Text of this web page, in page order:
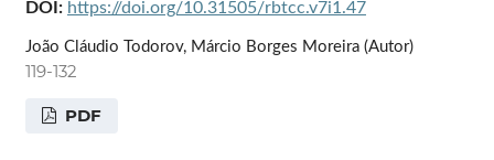
DOI: https://doi.org/10.31505/rbtcc.v7i1.47
João Cláudio Todorov, Márcio Borges Moreira (Autor)
119-132
PDF